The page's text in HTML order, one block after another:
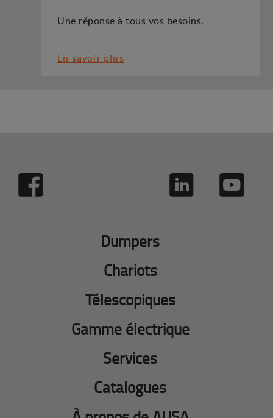
Une réponse à tous vos besoins.
En savoir plus
Dumpers
Chariots
Télescopiques
Gamme électrique
Services
Catalogues